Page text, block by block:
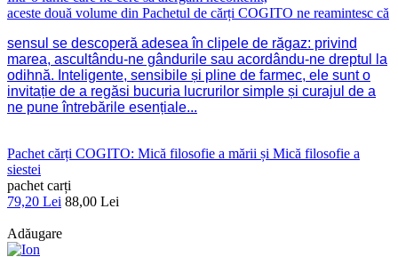
aceste două volume din Pachetul de cărți COGITO ne reamintesc că
sensul se descoperă adesea în clipele de răgaz: privind
marea, ascultându-ne gândurile sau acordându-ne dreptul la
odihnă. Inteligente, sensibile și pline de farmec, ele sunt o
invitație de a regăsi bucuria lucrurilor simple și curajul de a
ne pune întrebările esențiale...
Pachet cărți COGITO: Mică filosofie a mării și Mică filosofie a
siestei
pachet carți
79,20 Lei 88,00 Lei
Adăugare